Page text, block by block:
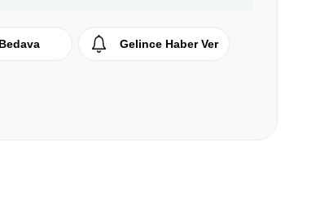
Gelince Haber Ver